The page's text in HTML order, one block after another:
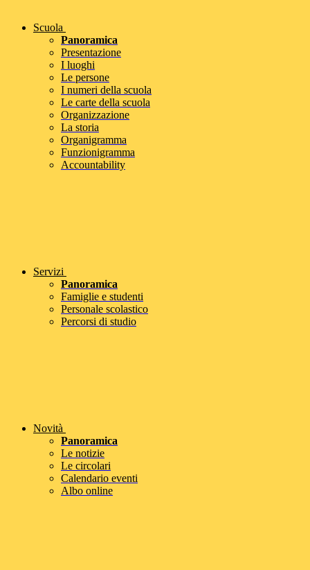
Scuola
Panoramica
Presentazione
I luoghi
Le persone
I numeri della scuola
Le carte della scuola
Organizzazione
La storia
Organigramma
Funzionigramma
Accountability
Servizi
Panoramica
Famiglie e studenti
Personale scolastico
Percorsi di studio
Novità
Panoramica
Le notizie
Le circolari
Calendario eventi
Albo online